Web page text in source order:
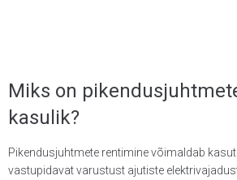
Miks on
kasulik?
Pikendusjuhtmete rentimine võimaldab
vastupidavat varustust ajutiste